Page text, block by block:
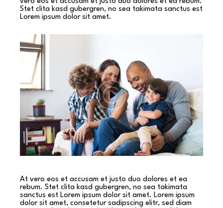
Stet clita kasd gubergren, no sea takimata sanctus est
Lorem ipsum dolor sit amet.
At vero eos et accusam et justo duo dolores et ea
rebum. Stet clita kasd gubergren, no sea takimata
sanctus est Lorem ipsum dolor sit amet. Lorem ipsum
dolor sit amet, consetetur sadipscing elitr, sed diam